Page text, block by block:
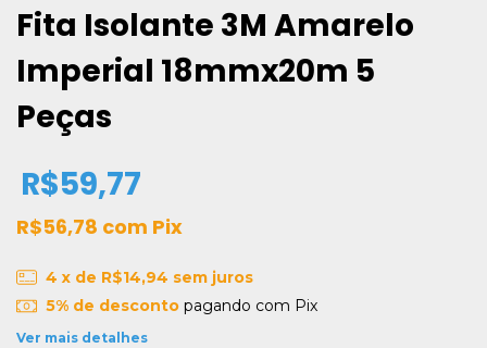
Fita Isolante 3M Amarelo
Imperial 18mmx20m 5
Peças
R$59,77
R$56,78 com Pix
4 x de R$14,94 sem juros
5% de descontopagando com Pix
Ver mais detalhes